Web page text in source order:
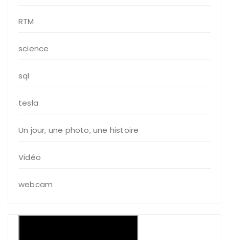
RTM
science
sql
tesla
Un jour, une photo, une histoire
Vidéo
webcam